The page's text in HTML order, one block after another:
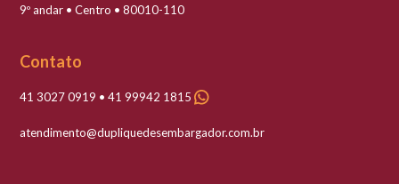
9º andar • Centro • 80010-110
Contato
41 3027 0919 • 41 99942 1815
atendimento@dupliquedesembargador.com.br